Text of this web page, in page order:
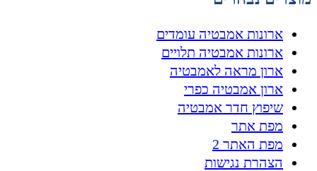
ארונות אמבטיה עומדים
ארונות אמבטיה תלויים
ארון מראה לאמבטיה
ארון אמבטיה כפרי
שיפוץ חדר אמבטיה
מפת אתר
מפת האתר 2
הצהרת נגישות